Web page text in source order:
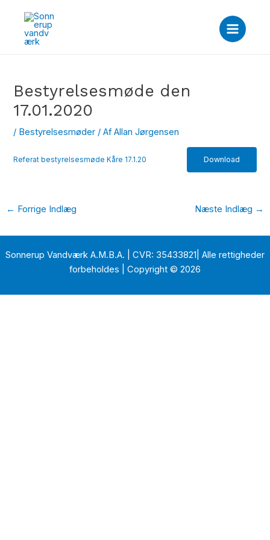
indholdet
Menu
Bestyrelsesmøde den
17.01.2020
/ Bestyrelsesmøder / AfAllan Jørgensen
Referat bestyrelsesmøde Kåre 17.1.20 Download
navigation
← Forrige Indlæg Næste Indlæg →
Sonnerup Vandværk A.M.B.A. | CVR: 35433821| Alle rettigheder
forbeholdes | Copyright © 2026